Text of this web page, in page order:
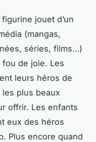
jouet d’un
(mangas,
séries, films…)
fou de joie. Les
leurs héros de
plus beaux
offrir. Les enfants
eux des héros
Plus encore quand